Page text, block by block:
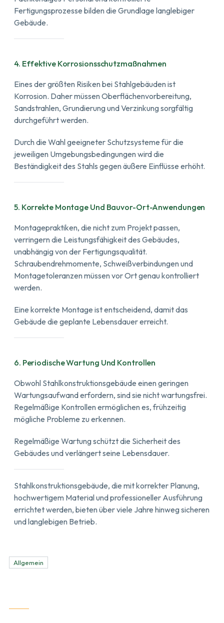
Fertigungsprozesse bilden die Grundlage langlebiger
Gebäude.
4. Effektive Korrosionsschutzmaßnahmen
Eines der größten Risiken bei Stahlgebäuden ist
Korrosion. Daher müssen Oberflächenvorbereitung,
Sandstrahlen, Grundierung und Verzinkung sorgfältig
durchgeführt werden.
Durch die Wahl geeigneter Schutzsysteme für die
jeweiligen Umgebungsbedingungen wird die
Beständigkeit des Stahls gegen äußere Einflüsse erhöht.
5. Korrekte Montage Und Bauvor-Ort-Anwendungen
Montagepraktiken, die nicht zum Projekt passen,
verringern die Leistungsfähigkeit des Gebäudes,
unabhängig von der Fertigungsqualität.
Schraubendrehmomente, Schweißverbindungen und
Montagetoleranzen müssen vor Ort genau kontrolliert
werden.
Eine korrekte Montage ist entscheidend, damit das
Gebäude die geplante Lebensdauer erreicht.
6. Periodische Wartung Und Kontrollen
Obwohl Stahlkonstruktionsgebäude einen geringen
Wartungsaufwand erfordern, sind sie nicht wartungsfrei.
Regelmäßige Kontrollen ermöglichen es, frühzeitig
mögliche Probleme zu erkennen.
Regelmäßige Wartung schützt die Sicherheit des
Gebäudes und verlängert seine Lebensdauer.
Stahlkonstruktionsgebäude, die mit korrekter Planung,
hochwertigem Material und professioneller Ausführung
errichtet werden, bieten über viele Jahre hinweg sicheren
und langlebigen Betrieb.
Allgemein